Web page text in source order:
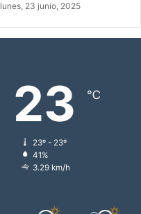
lunes, 23 junio, 2025
23 ℃
23º - 23º
41%
3.29 km/h